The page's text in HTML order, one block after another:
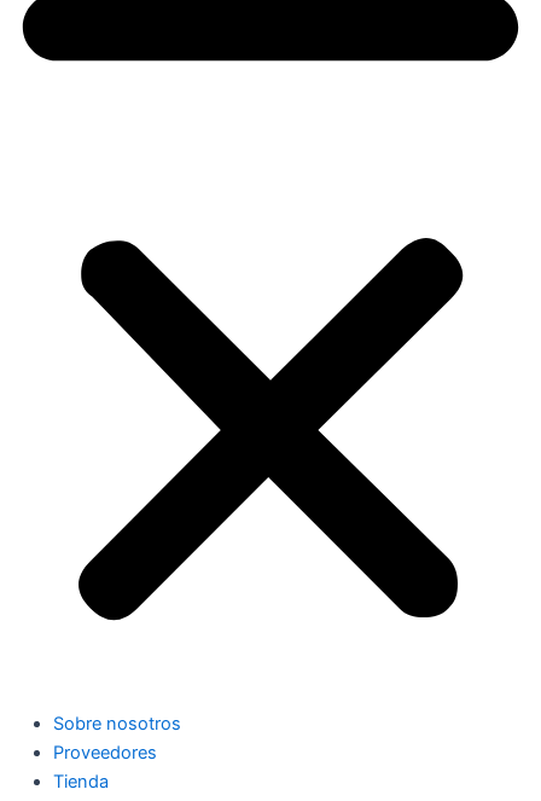
Sobre nosotros
Proveedores
Tienda